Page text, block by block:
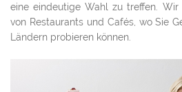
eine eindeutige Wahl zu treffen. Wir
von Restaurants und Cafés, wo Sie
Ländern probieren können.